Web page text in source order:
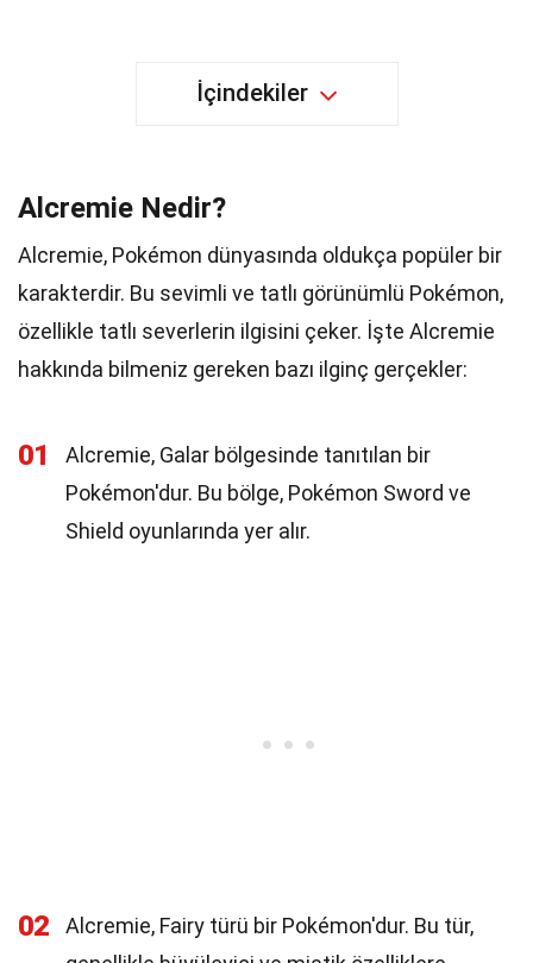
İçindekiler
Alcremie Nedir?
Alcremie, Pokémon dünyasında oldukça popüler bir
karakterdir. Bu sevimli ve tatlı görünümlü Pokémon,
özellikle tatlı severlerin ilgisini çeker. İşte Alcremie
hakkında bilmeniz gereken bazı ilginç gerçekler:
01
Alcremie, Galar bölgesinde tanıtılan bir
Pokémon'dur. Bu bölge, Pokémon Sword ve
Shield oyunlarında yer alır.
02
Alcremie, Fairy türü bir Pokémon'dur. Bu tür,